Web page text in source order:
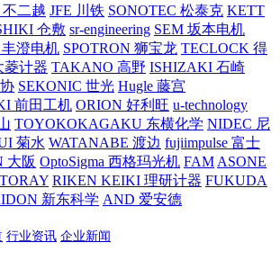
二越 JFE 川铁 SONOTEC 松泰克 KETT
仓敷 sr-engineering SEM 坂本电机
澄电机 SPOTRON 狮宝龙 TECLOCK 得
菱计器 TAKANO 高野 ISHIZAKI 石崎
SEKONIC 世光 Hugle 藤宫
前田工机 ORION 好利旺 u-technology
TOYOKOKAGAKU 东横化学 NIDEC 尼
菊水 WATANABE 渡边 fujiimpulse 富士
大阪 OptoSigma 西格玛光机 FAM ASONE
RIKEN KEIKI 理研计器 FUKUDA
新东科学 AND 爱安德
行业资讯 企业新闻